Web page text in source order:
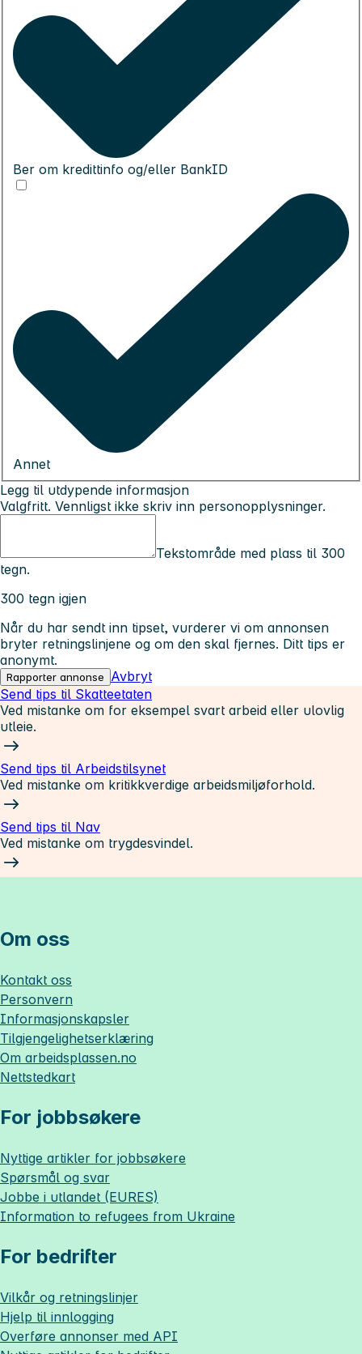
Ber om kredittinfo og/eller BankID
Annet
Legg til utdypende informasjon
Valgfritt. Vennligst ikke skriv inn personopplysninger.
Tekstområde med plass til 300
tegn.
300 tegn igjen
Når du har sendt inn tipset, vurderer vi om annonsen
bryter retningslinjene og om den skal fjernes. Ditt tips er
anonymt.
Rapporter annonse
Avbryt
Send tips til Skatteetaten
Ved mistanke om for eksempel svart arbeid eller ulovlig
utleie.
Send tips til Arbeidstilsynet
Ved mistanke om kritikkverdige arbeidsmiljøforhold.
Send tips til Nav
Ved mistanke om trygdesvindel.
Om oss
Kontakt oss
Personvern
Informasjonskapsler
Tilgjengelighetserklæring
Om arbeidsplassen.no
Nettstedkart
For jobbsøkere
Nyttige artikler for jobbsøkere
Spørsmål og svar
Jobbe i utlandet (EURES)
Information to refugees from Ukraine
For bedrifter
Vilkår og retningslinjer
Hjelp til innlogging
Overføre annonser med API